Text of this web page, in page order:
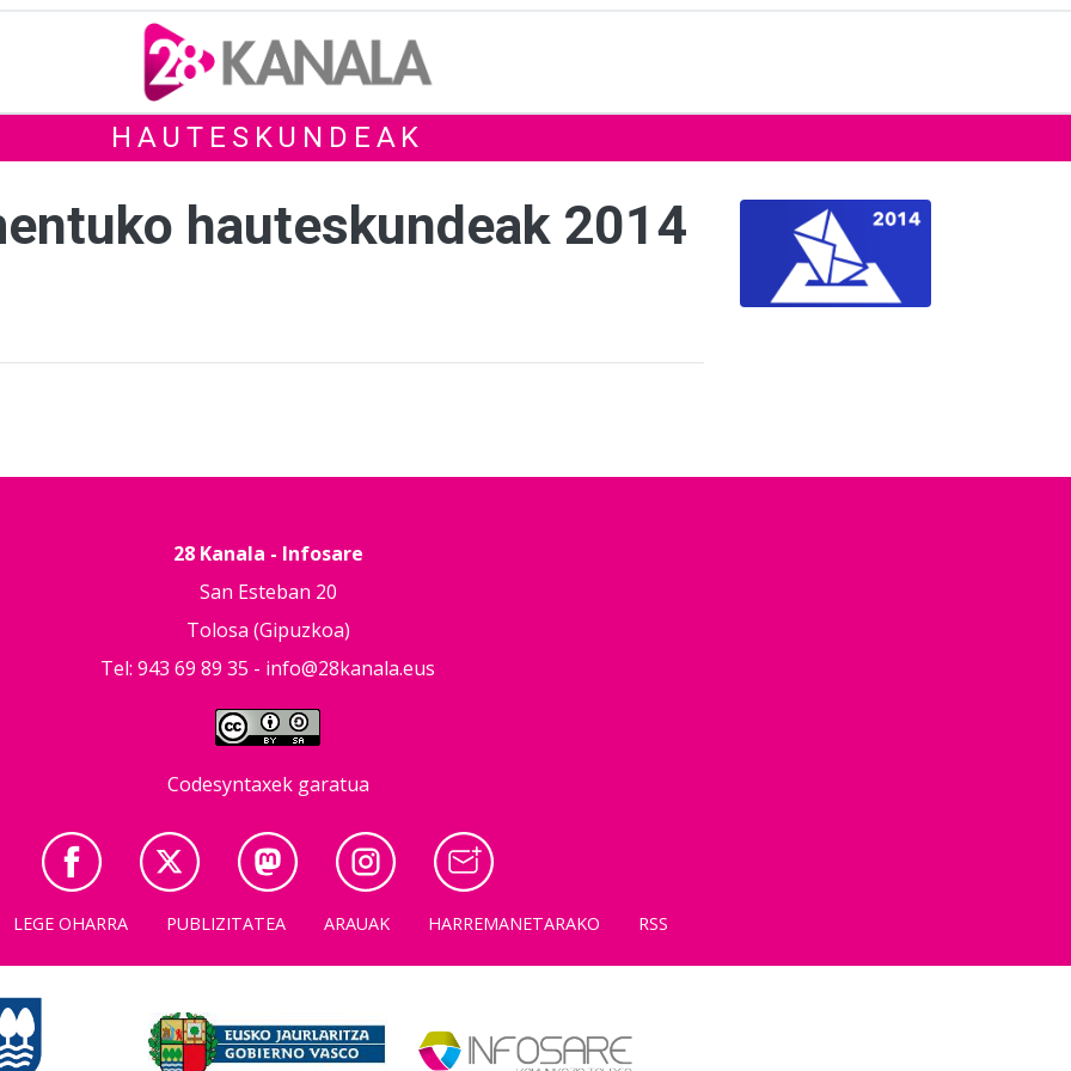
HAUTESKUNDEAK
hauteskundeak 2014
28 Kanala - Infosare
San Esteban 20
Tolosa (Gipuzkoa)
Tel: 943 69 89 35 - info@28kanala.eus
Codesyntaxek garatua
LEGE OHARRA PUBLIZITATEA ARAUAK HARREMANETARAKO RSS